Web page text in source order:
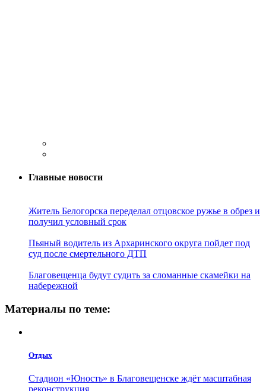
Главные новости
Житель Белогорска переделал отцовское ружье в обрез и
получил условный срок
Пьяный водитель из Архаринского округа пойдет под
суд после смертельного ДТП
Благовещенца будут судить за сломанные скамейки на
набережной
Материалы по теме:
Отдых
Стадион «Юность» в Благовещенске ждёт масштабная